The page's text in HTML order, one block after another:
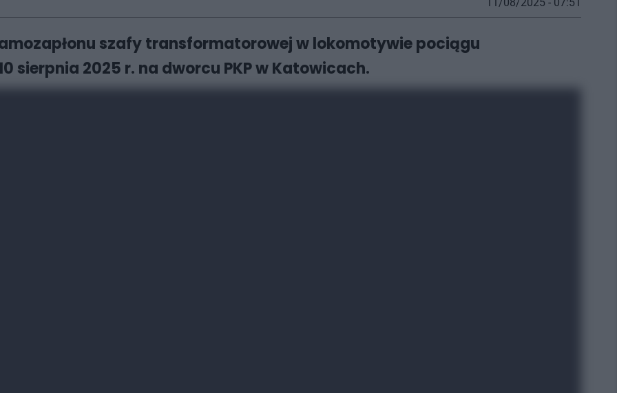
szafy transformatorowej w lokomotywie pociągu
sierpnia 2025 r. na dworcu PKP w Katowicach.